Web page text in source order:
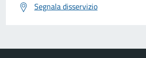
Segnala disservizio